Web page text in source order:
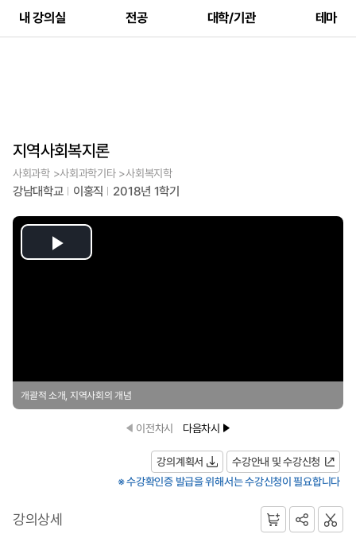
내 강의실 전공 대학/기관 테마
지역사회복지론
사회과학 >사회과학기타 >사회복지학
강남대학교 이홍직 2018년 1학기
Play
개괄적 소개, 지역사회의 개념
이전차시 다음차시
강의계획서
수강안내 및 수강신청
※ 수강확인증 발급을 위해서는 수강신청이 필요합니다
강의상세